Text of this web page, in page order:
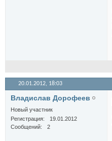
20.01.2012, 18:03
Владислав Дорофеев
Новый участник
Регистрация
19.01.2012
Сообщений
2